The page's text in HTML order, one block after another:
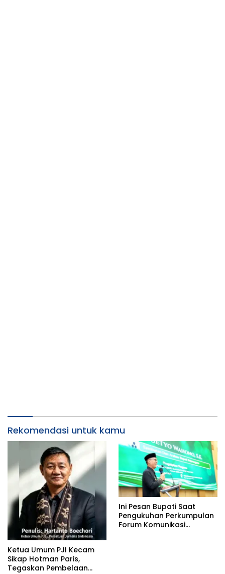
Rekomendasi untuk kamu
Ketua Umum PJI Kecam
Sikap Hotman Paris,
Tegaskan Pembelaan
Ini Pesan Bupati Saat
Pengukuhan Perkumpulan
Forum Komunikasi